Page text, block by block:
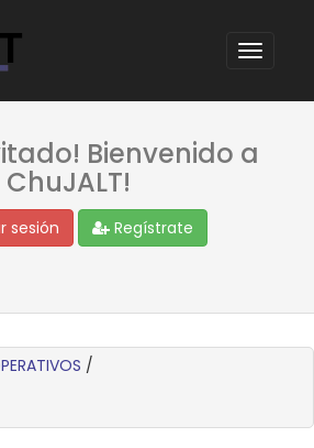
Bienvenido a
ChuJALT!
sesión Regístrate
/